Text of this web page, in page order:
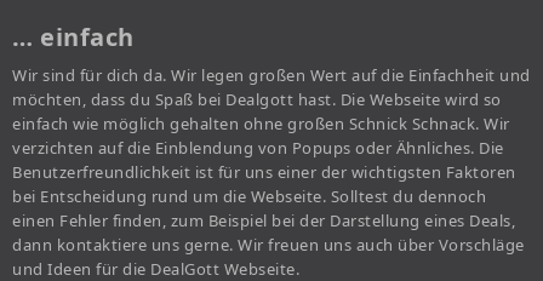
… einfach
Wir sind für dich da. Wir legen großen Wert auf die Einfachheit und
möchten, dass du Spaß bei Dealgott hast. Die Webseite wird so
einfach wie möglich gehalten ohne großen Schnick Schnack. Wir
verzichten auf die Einblendung von Popups oder Ähnliches. Die
Benutzerfreundlichkeit ist für uns einer der wichtigsten Faktoren
bei Entscheidung rund um die Webseite. Solltest du dennoch
einen Fehler finden, zum Beispiel bei der Darstellung eines Deals,
dann kontaktiere uns gerne. Wir freuen uns auch über Vorschläge
und Ideen für die DealGott Webseite.